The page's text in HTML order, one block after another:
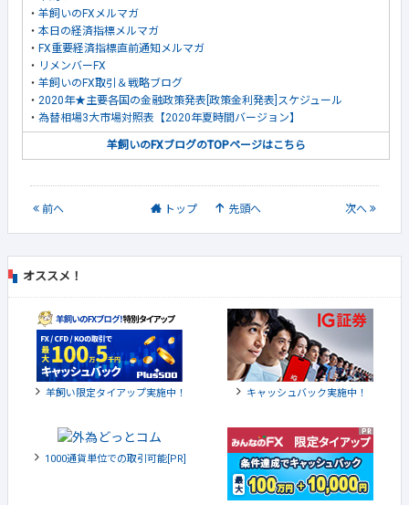
・ 羊飼いのFXメルマガ
・ 本日の経済指標メルマガ
・ FX重要経済指標直前通知メルマガ
・ リメンバーFX
・ 羊飼いのFX取引＆戦略ブログ
・ 2020年★主要各国の金融政策発表[政策金利発表]スケジュール
・ 為替相場3大市場対照表【2020年夏時間バージョン】
羊飼いのFXブログのTOPページはこちら
前へ トップ 先頭へ 次へ
オススメ！
羊飼い限定タイアップ実施中！ キャッシュバック実施中！
1000通貨単位での取引可能[PR]